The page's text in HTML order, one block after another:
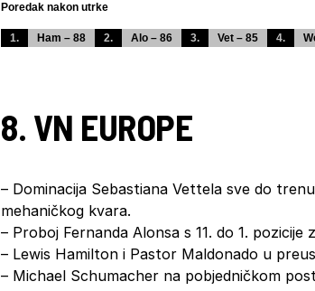
Poredak nakon utrke
1. Ham – 88 2. Alo – 86 3. Vet – 85 4.
8. VN EUROPE
– Dominacija Sebastiana Vettela sve do
mehaničkog kvara.
– Proboj Fernanda Alonsa s 11. do 1.
– Lewis Hamilton i Pastor Maldonado u
– Michael Schumacher na pobjedničkom